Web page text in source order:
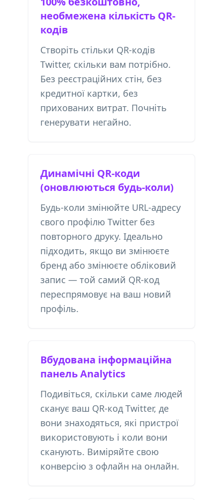
необмежена кількість QR-
кодів
Створіть стільки QR-кодів
Twitter, скільки вам потрібно.
Без реєстраційних стін, без
кредитної картки, без
прихованих витрат. Почніть
генерувати негайно.
Динамічні QR-коди
(оновлюються будь-коли)
Будь-коли змінюйте URL-адресу
свого профілю Twitter без
повторного друку. Ідеально
підходить, якщо ви змінюєте
бренд або змінюєте обліковий
запис — той самий QR-код
переспрямовує на ваш новий
профіль.
Вбудована інформаційна
панель Analytics
Подивіться, скільки саме людей
сканує ваш QR-код Twitter, де
вони знаходяться, які пристрої
використовують і коли вони
сканують. Виміряйте свою
конверсію з офлайн на онлайн.